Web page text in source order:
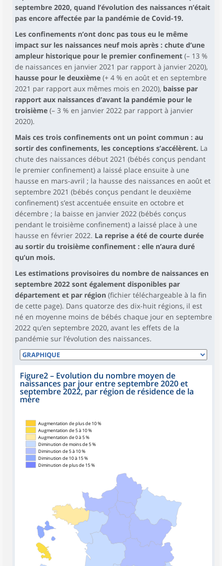
septembre 2020, quand l’évolution des naissances n’était
pas encore affectée par la pandémie de Covid-19.
Les confinements n’ont donc pas tous eu le même
impact sur les naissances neuf mois après : chute d’une
ampleur historique pour le premier confinement (– 13 %
de naissances en janvier 2021 par rapport à janvier 2020),
hausse pour le deuxième (+ 4 % en août et en septembre
2021 par rapport aux mêmes mois en 2020), baisse par
rapport aux naissances d’avant la pandémie pour le
troisième (– 3 % en janvier 2022 par rapport à janvier
2020).
Mais ces trois confinements ont un point commun : au
sortir des confinements, les conceptions s’accélèrent. La
chute des naissances début 2021 (bébés conçus pendant
le premier confinement) a laissé place ensuite à une
hausse en mars-avril ; la hausse des naissances en août et
septembre 2021 (bébés conçus pendant le deuxième
confinement) s’est accentuée ensuite en octobre et
décembre ; la baisse en janvier 2022 (bébés conçus
pendant le troisième confinement) a laissé place à une
hausse en février 2022. La reprise a été de courte durée
au sortir du troisième confinement : elle n’aura duré
qu’un mois.
Les estimations provisoires du nombre de naissances en
septembre 2022 sont également disponibles par
département et par région (fichier téléchargeable à la fin
de cette page). Dans quatorze des dix-huit régions, il est
né en moyenne moins de bébés chaque jour en septembre
2022 qu’en septembre 2020, avant les effets de la
pandémie sur l’évolution des naissances.
Figure2– Evolution du nombre moyen de
naissances par jour entre septembre 2020 et
septembre 2022, par région de résidence de la
mère
Diminution de plus de 15 %
Diminution de 10 à 15 %
Diminution de 5 à 10 %
Diminution de moins de 5 %
Augmentation de 0 à 5 %
Augmentation de 5 à 10 %
Augmentation de plus de 10 %